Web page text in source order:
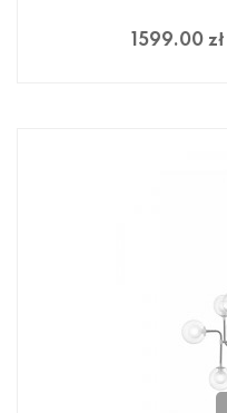
1599.00 zł